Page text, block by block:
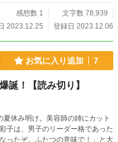
的展開なんてものはないのでご了
クレイジーな動物とクソギャグが
。というか尊敬しております。
感想数 1
文字数 78,939
2023.12.25
登録日 2023.12.06
お気に入り追加 7
誕！【読み切り】
子は、男子のリーダー格であった
ったぞ。ふたつの意味で！」と大